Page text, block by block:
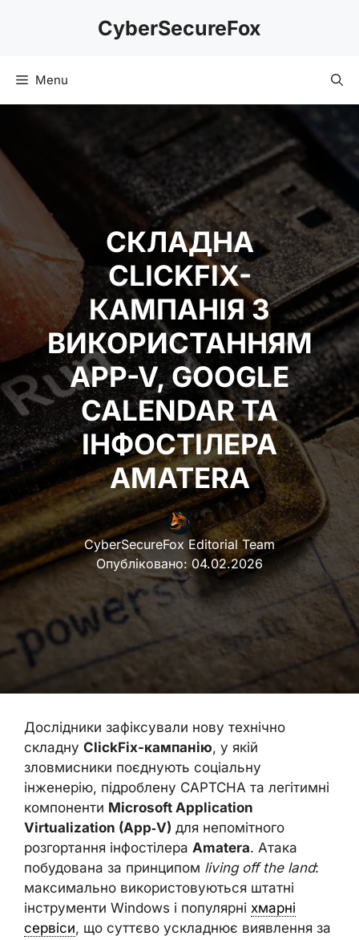
CyberSecureFox
Menu
СКЛАДНА
CLICKFIX-
КАМПАНІЯ З
ВИКОРИСТАННЯМ
APP-V, GOOGLE
CALENDAR ТА
ІНФОСТІЛЕРА
AMATERA
CyberSecureFox Editorial Team
Опубліковано:04.02.2026
Дослідники зафіксували нову технічно
складну ClickFix-кампанію, у якій
зловмисники поєднують соціальну
інженерію, підроблену CAPTCHA та легітимні
компоненти Microsoft Application
Virtualization (App‑V) для непомітного
розгортання інфостілера Amatera. Атака
побудована за принципом living off the land:
максимально використовуються штатні
інструменти Windows і популярні хмарні
сервіси, що суттєво ускладнює виявлення за